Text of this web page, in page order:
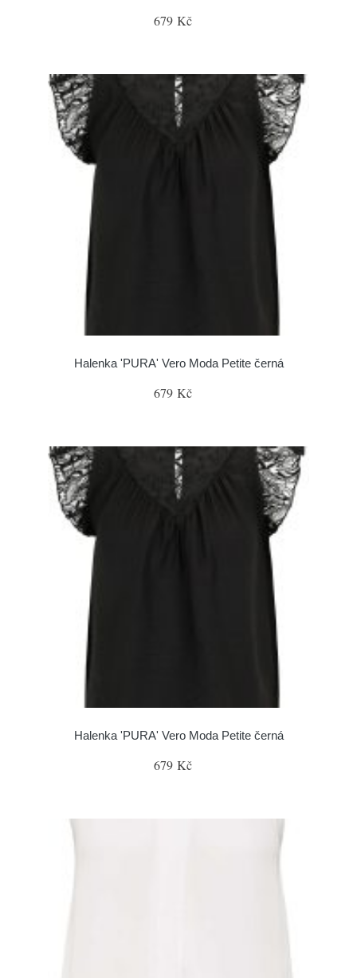
679 Kč
Halenka 'PURA' Vero Moda Petite černá
679 Kč
Halenka 'PURA' Vero Moda Petite černá
679 Kč